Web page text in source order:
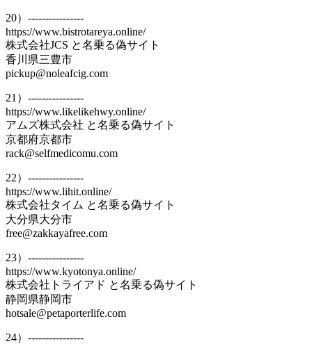
20）----------------
https://www.bistrotareya.online/
株式会社JCS と名乗る偽サイト
香川県三豊市
pickup@noleafcig.com
21）----------------
https://www.likelikehwy.online/
アムズ株式会社 と名乗る偽サイト
京都府京都市
rack@selfmedicomu.com
22）----------------
https://www.lihit.online/
株式会社タイム と名乗る偽サイト
大分県大分市
free@zakkayafree.com
23）----------------
https://www.kyotonya.online/
株式会社トライアド と名乗る偽サイト
静岡県静岡市
hotsale@petaporterlife.com
24）----------------